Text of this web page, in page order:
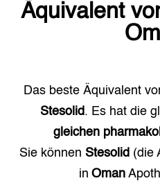
Äquivalent
Das beste Äquivalent
Stesolid. Es hat die
gleichen
Sie können Stesolid (die
in Oman